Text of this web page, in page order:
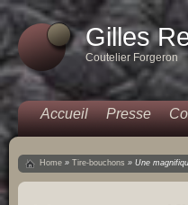
Gilles
Coutelier Forgeron
Accueil Presse
Home » Tire-bouchons » Une